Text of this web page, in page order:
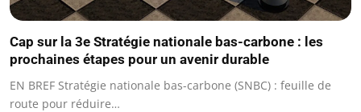
Cap sur la 3e Stratégie nationale bas-carbone : les
prochaines étapes pour un avenir durable
EN BREF Stratégie nationale bas-carbone (SNBC) : feuille de
route pour réduire…